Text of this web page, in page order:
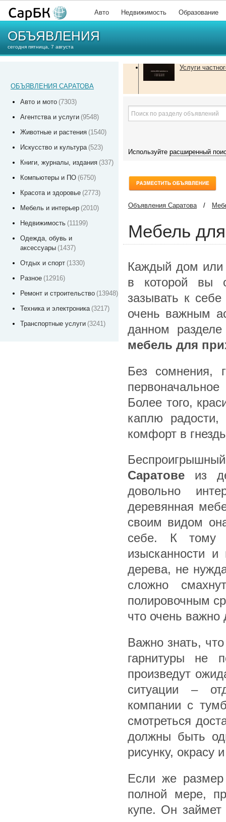
Авто Недвижимость Образование
ОБЪЯВЛЕНИЯ
сегодня пятница, 7 августа
ОБЪЯВЛЕНИЯ САРАТОВА
Авто и мото (7303)
Агентства и услуги (9548)
Животные и растения (1540)
Искусство и культура (523)
Книги, журналы, издания (337)
Компьютеры и ПО (6750)
Красота и здоровье (2773)
Мебель и интерьер (2010)
Недвижимость (11199)
Одежда, обувь и
аксессуары (1437)
Отдых и спорт (1330)
Разное (12916)
Ремонт и строительство (13948)
Техника и электроника (3217)
Транспортные услуги (3241)
Услуги
Используйте расширенный
Объявления Саратова /
Мебель
Каждый дом или
в которой вы
зазывать к
очень важным
данном
мебель для
Без сомнения,
Более того,
каплю
комфорт в
Саратове из
довольно
деревянная
своим видом
себе. К тому
изысканности
дерева, не
сложно
полировочным
что очень
Важно знать,
гарнитуры не
произведут
ситуации –
компании с
смотреться
должны быть
рисунку, окрасу
Если же размер
полной мере,
купе. Он